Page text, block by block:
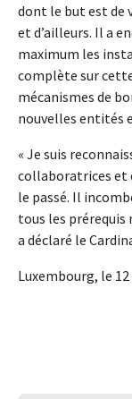
dont le but est de
et d’ailleurs. Il a
maximum les
complète sur
mécanismes de
nouvelles entités
« Je suis
collaboratrices et
le passé. Il
tous les prérequis
a déclaré le
Luxembourg, le